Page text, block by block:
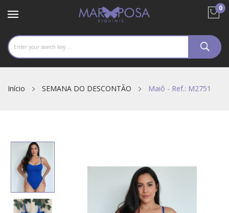
0
Início SEMANA DO DESCONTÃO Maiô - Ref.: M2751